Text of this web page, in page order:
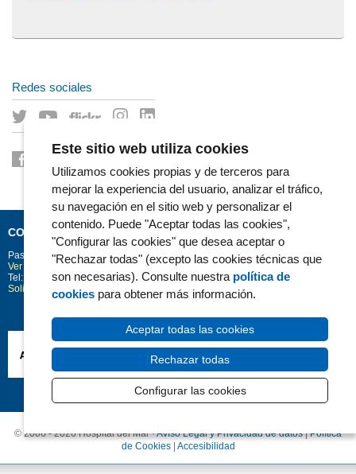
Redes sociales
CONTACTO
Passeig Marítim 25-29 Barcelona 08003
Ver la situación en Google Maps
Tel: 93 248 30 00 · Fax: 93 248 32 54
Solicitud de información
© 2006 - 2026 Hospital del Mar ·Avíso Legal y Privacidad de datos|Política
de Cookies| Accesibilidad
Este sitio web utiliza cookies
Utilizamos cookies propias y de terceros para
mejorar la experiencia del usuario, analizar el tráfico,
su navegación en el sitio web y personalizar el
contenido. Puede "Aceptar todas las cookies",
"Configurar las cookies" que desea aceptar o
"Rechazar todas" (excepto las cookies técnicas que
son necesarias). Consulte nuestra política de
cookies para obtener más información.
Aceptar todas las cookies
Rechazar todas
Configurar las cookies